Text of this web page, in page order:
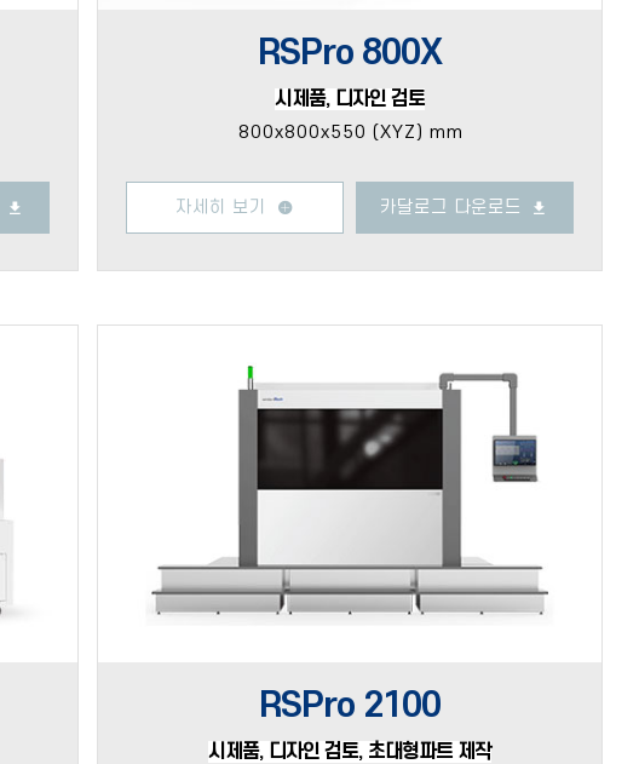
RSPro 800X
시제품, 디자인 검토
800x800x550 (XYZ) mm
자세히 보기 카달로그 다운로드
RSPro 2100
시제품, 디자인 검토, 초대형파트 제작